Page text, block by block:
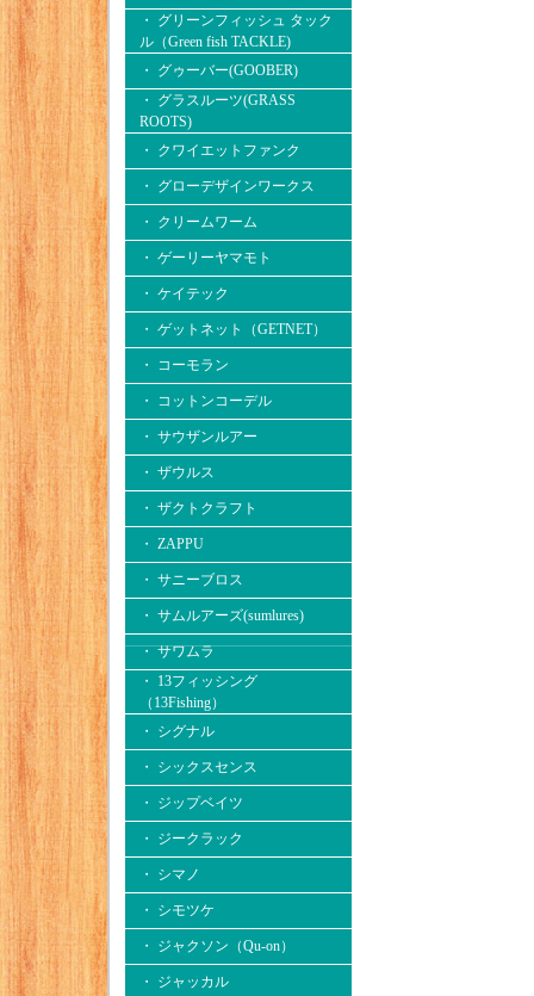
・ グリーンフィッシュ タック
ル（Green fish TACKLE)
・ グゥーバー(GOOBER)
・ グラスルーツ(GRASS
ROOTS)
・ クワイエットファンク
・ グローデザインワークス
・ クリームワーム
・ ゲーリーヤマモト
・ ケイテック
・ ゲットネット（GETNET）
・ コーモラン
・ コットンコーデル
・ サウザンルアー
・ ザウルス
・ ザクトクラフト
・ ZAPPU
・ サニーブロス
・ サムルアーズ(sumlures)
・ サワムラ
・ 13フィッシング
（13Fishing）
・ シグナル
・ シックスセンス
・ ジップベイツ
・ ジークラック
・ シマノ
・ シモツケ
・ ジャクソン（Qu-on）
・ ジャッカル